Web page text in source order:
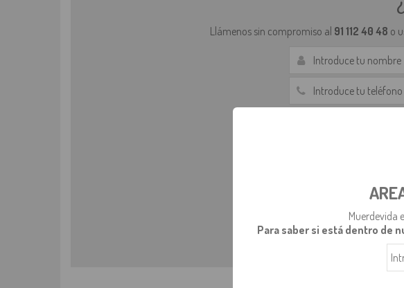
Llámenos sin compromiso al 91 112 40 48 o
He leído
Muerdevida
Para saber si está dentro de